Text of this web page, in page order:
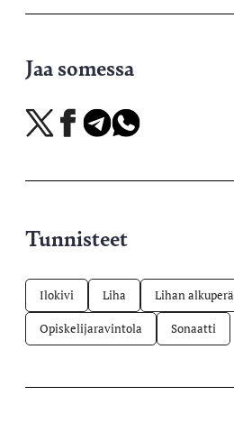
Jaa somessa
Jaa
X-
Jaa
Facebookissa
Jaa
Telegramissa
Jaa
WhatsAppissa
Tunnisteet
Ilokivi Liha Lihan alkuperä
Opiskelijaravintola Sonaatti